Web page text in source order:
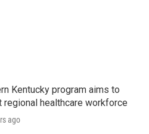
Kentucky program aims to
regional healthcare workforce
ago